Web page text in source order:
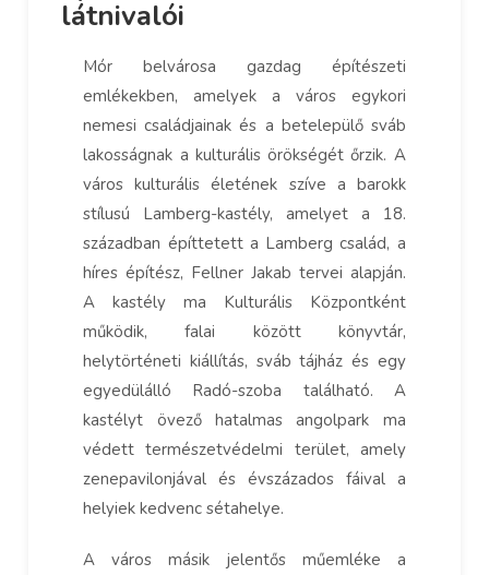
látnivalói
Mór belvárosa gazdag építészeti
emlékekben, amelyek a város egykori
nemesi családjainak és a betelepülő sváb
lakosságnak a kulturális örökségét őrzik. A
város kulturális életének szíve a barokk
stílusú Lamberg-kastély, amelyet a 18.
században építtetett a Lamberg család, a
híres építész, Fellner Jakab tervei alapján.
A kastély ma Kulturális Központként
működik, falai között könyvtár,
helytörténeti kiállítás, sváb tájház és egy
egyedülálló Radó-szoba található. A
kastélyt övező hatalmas angolpark ma
védett természetvédelmi terület, amely
zenepavilonjával és évszázados fáival a
helyiek kedvenc sétahelye.
A város másik jelentős műemléke a